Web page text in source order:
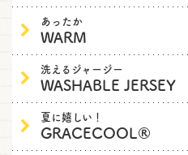
あったか
WARM
洗えるジャージー
WASHABLE JERSEY
夏に嬉しい！
GRACECOOL®